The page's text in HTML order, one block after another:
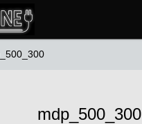
mdp_500_300